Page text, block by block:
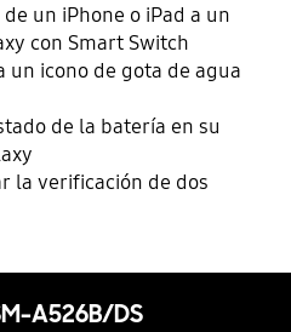
un iPhone o iPad a un
con Smart Switch
icono de gota de agua
de la batería en su
la verificación de dos
A526B/DS